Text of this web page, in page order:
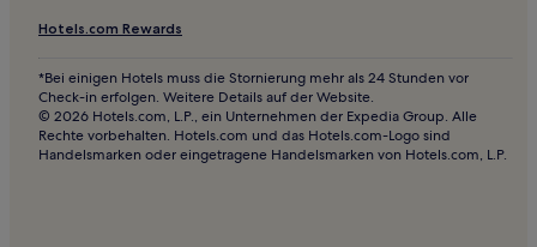
Hotels nahe UC San Diego Health
North Pacific Beach: Hotels
Hotels nahe Bird Rock
Winter Gardens Hotels
Burlingame: Hotels
Hotels.com Rewards
*Bei einigen Hotels muss die Stornierung mehr als 24 Stunden vor
Check-in erfolgen. Weitere Details auf der Website.
© 2026 Hotels.com, L.P., ein Unternehmen der Expedia Group. Alle
Rechte vorbehalten. Hotels.com und das Hotels.com-Logo sind
Handelsmarken oder eingetragene Handelsmarken von Hotels.com, L.P.